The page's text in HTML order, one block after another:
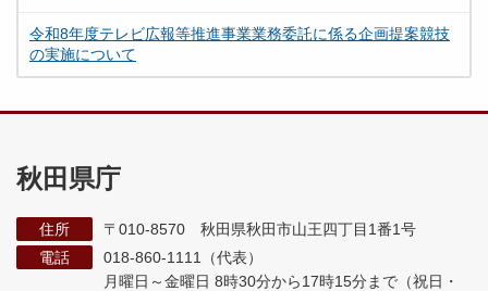
令和8年度テレビ広報等推進事業業務委託に係る企画提案競技
の実施について
秋田県庁
住所
〒010-8570 秋田県秋田市山王四丁目1番1号
電話
018-860-1111（代表）
月曜日～金曜日 8時30分から17時15分まで （祝日・